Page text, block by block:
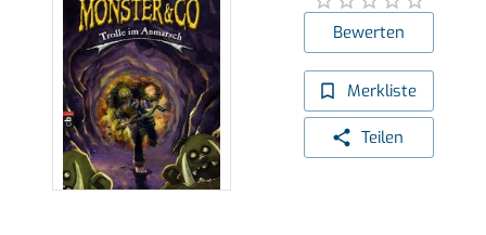
Bewerten
Merkliste
Teilen